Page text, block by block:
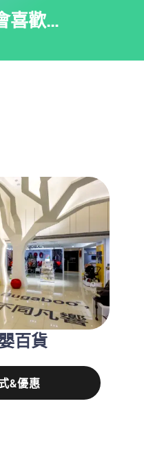
喜歡…
百貨
&優惠